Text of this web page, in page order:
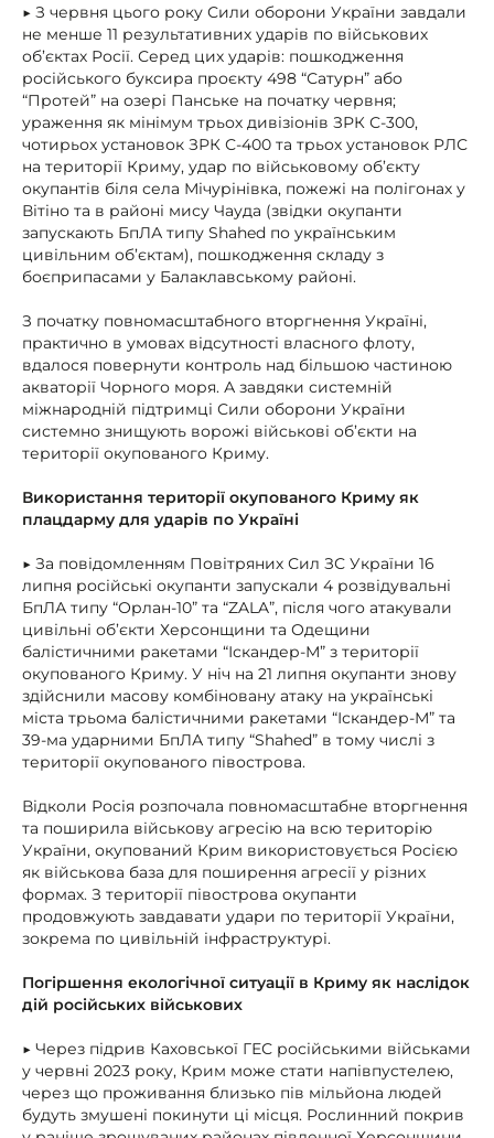
▶ З червня цього року Сили оборони України завдали
не менше 11 результативних ударів по військових
об’єктах Росії. Серед цих ударів: пошкодження
російського буксира проєкту 498 “Сатурн” або
“Протей” на озері Панське на початку червня;
ураження як мінімум трьох дивізіонів ЗРК С-300,
чотирьох установок ЗРК С-400 та трьох установок РЛС
на території Криму, удар по військовому об’єкту
окупантів біля села Мічурінівка, пожежі на полігонах у
Вітіно та в районі мису Чауда (звідки окупанти
запускають БпЛА типу Shahed по українським
цивільним об’єктам), пошкодження складу з
боєприпасами у Балаклавському районі.
З початку повномасштабного вторгнення Україні,
практично в умовах відсутності власного флоту,
вдалося повернути контроль над більшою частиною
акваторії Чорного моря. А завдяки системній
міжнародній підтримці Сили оборони України
системно знищують ворожі військові об’єкти на
території окупованого Криму.
Використання території окупованого Криму як
плацдарму для ударів по Україні
▶ За повідомленням Повітряних Сил ЗС України 16
липня російські окупанти запускали 4 розвідувальні
БпЛА типу “Орлан-10” та “ZALA”, після чого атакували
цивільні об’єкти Херсонщини та Одещини
балістичними ракетами “Іскандер-М” з території
окупованого Криму. У ніч на 21 липня окупанти знову
здійснили масову комбіновану атаку на українські
міста трьома балістичними ракетами “Іскандер-М” та
39-ма ударними БпЛА типу “Shahed” в тому числі з
території окупованого півострова.
Відколи Росія розпочала повномасштабне вторгнення
та поширила військову агресію на всю територію
України, окупований Крим використовується Росією
як військова база для поширення агресії у різних
формах. З території півострова окупанти
продовжують завдавати удари по території України,
зокрема по цивільній інфраструктурі.
Погіршення екологічної ситуації в Криму як наслідок
дій російських військових
▶ Через підрив Каховської ГЕС російськими військами
у червні 2023 року, Крим може стати напівпустелею,
через що проживання близько пів мільйона людей
будуть змушені покинути ці місця. Рослинний покрив